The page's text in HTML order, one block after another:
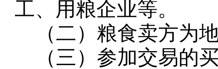
工、用粮企业等。
（二）粮食卖方为
（三）参加交易的